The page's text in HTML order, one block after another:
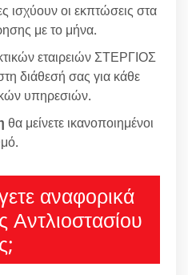
ισχύουν οι εκπτώσεις στα
με το μήνα.
εταιρειών ΣΤΕΡΓΙΟΣ
διάθεσή σας για κάθε
υπηρεσιών.
θα μείνετε ικανοποιημένοι
αναφορικά
Αντλιοστασίου